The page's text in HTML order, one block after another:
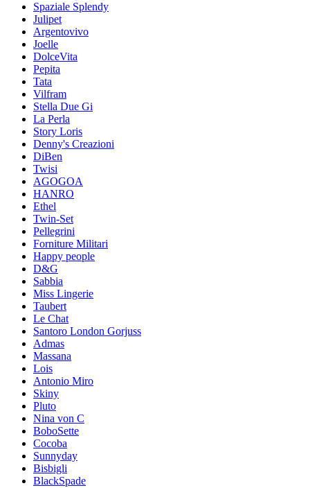
Spaziale Splendy
Julipet
Argentovivo
Joelle
DolceVita
Pepita
Tata
Vilfram
Stella Due Gi
La Perla
Story Loris
Denny's Creazioni
DiBen
Twisi
AGOGOA
HANRO
Ethel
Twin-Set
Pellegrini
Forniture Militari
Happy people
D&G
Sabbia
Miss Lingerie
Taubert
Le Chat
Santoro London Gorjuss
Admas
Massana
Lois
Antonio Miro
Skiny
Pluto
Nina von C
BoboSette
Cocoba
Sunnyday
Bisbigli
BlackSpade